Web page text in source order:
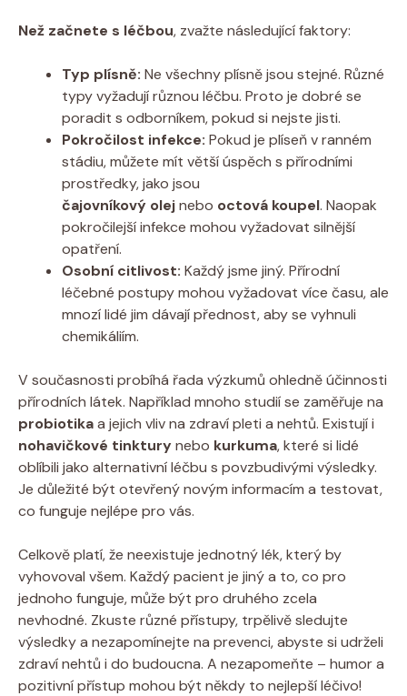
Než začnete s léčbou, zvažte následující faktory:
Typ plísně: Ne všechny plísně jsou stejné. Různé
typy vyžadují různou léčbu. Proto je dobré se
poradit s odborníkem, pokud si nejste jisti.
Pokročilost infekce: Pokud je plíseň v ranném
stádiu, můžete mít větší úspěch s přírodními
prostředky, jako jsou
čajovníkový olejnebo octová koupel. Naopak
pokročilejší infekce mohou vyžadovat silnější
opatření.
Osobní citlivost: Každý jsme jiný. Přírodní
léčebné postupy mohou vyžadovat více času, ale
mnozí lidé jim dávají přednost, aby se vyhnuli
chemikáliím.
V současnosti probíhá řada výzkumů ohledně účinnosti
přírodních látek. Například mnoho studií se zaměřuje na
probiotikaa jejich vliv na zdraví pleti a nehtů. Existují i
nohavičkové tinkturynebo kurkuma, které si lidé
oblíbili jako alternativní léčbu s povzbudivými výsledky.
Je důležité být otevřený novým informacím a testovat,
co funguje nejlépe pro vás.
Celkově platí, že neexistuje jednotný lék, který by
vyhovoval všem. Každý pacient je jiný a to, co pro
jednoho funguje, může být pro druhého zcela
nevhodné. Zkuste různé přístupy, trpělivě sledujte
výsledky a nezapomínejte na prevenci, abyste si udrželi
zdraví nehtů i do budoucna. A nezapomeňte – humor a
pozitivní přístup mohou být někdy to nejlepší léčivo!